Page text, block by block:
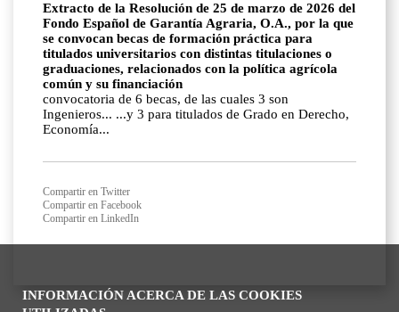
INFORMACIÓN ACERCA DE LAS COOKIES
Extracto de la Resolución de 25 de marzo de 2026 del
Fondo Español de Garantía Agraria, O.A., por la que
se convocan becas de formación práctica para
titulados universitarios con distintas titulaciones o
graduaciones, relacionados con la política agrícola
común y su financiación
convocatoria de 6 becas, de las cuales 3 son
Ingenieros... ...y 3 para titulados de Grado en Derecho,
Economía...
Compartir en Twitter
Compartir en Facebook
Compartir en LinkedIn